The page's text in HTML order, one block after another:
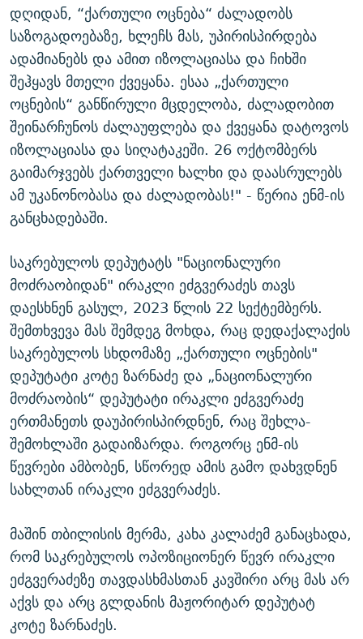
დღიდან, “ქართული ოცნება“ ძალადობს
საზოგადოებაზე, ხლეჩს მას, უპირისპირდება
ადამიანებს და ამით იზოლაციასა და ჩიხში
შეჰყავს მთელი ქვეყანა. ესაა „ქართული
ოცნების“ განწირული მცდელობა, ძალადობით
შეინარჩუნოს ძალაუფლება და ქვეყანა დატოვოს
იზოლაციასა და სიღატაკეში. 26 ოქტომბერს
გაიმარჯვებს ქართველი ხალხი და დაასრულებს
ამ უკანონობასა და ძალადობას!" - წერია ენმ-ის
განცხადებაში.
საკრებულოს დეპუტატს "ნაციონალური
მოძრაობიდან" ირაკლი ეძგვერაძეს თავს
დაესხნენ გასულ, 2023 წლის 22 სექტემბერს.
შემთხვევა მას შემდეგ მოხდა, რაც დედაქალაქის
საკრებულოს სხდომაზე „ქართული ოცნების"
დეპუტატი კოტე ზარნაძე და „ნაციონალური
მოძრაობის“ დეპუტატი ირაკლი ეძგვერაძე
ერთმანეთს დაუპირისპირდნენ, რაც შეხლა-
შემოხლაში გადაიზარდა. როგორც ენმ-ის
წევრები ამბობენ, სწორედ ამის გამო დახვდნენ
სახლთან ირაკლი ეძგვერაძეს.
მაშინ თბილისის მერმა, კახა კალაძემ განაცხადა,
რომ საკრებულოს ოპოზიციონერ წევრ ირაკლი
ეძგვერაძეზე თავდასხმასთან კავშირი არც მას არ
აქვს და არც გლდანის მაჟორიტარ დეპუტატ
კოტე ზარნაძეს.